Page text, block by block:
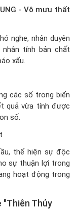
- Vô mưu thất
nghe, nhân duyên
tính bản chất
xấu.
các số trong biển
quả vừa tính được
số.
thể hiện sự độc
sự thuận lợi trong
hoạt động trong
"Thiên Thủy